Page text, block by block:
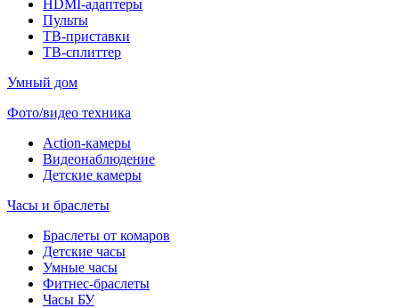
HDMI-адаптеры
Пульты
ТВ-приставки
ТВ-сплиттер
Умный дом
Фото/видео техника
Action-камеры
Видеонаблюдение
Детские камеры
Часы и браслеты
Браслеты от комаров
Детские часы
Умные часы
Фитнес-браслеты
Часы БУ